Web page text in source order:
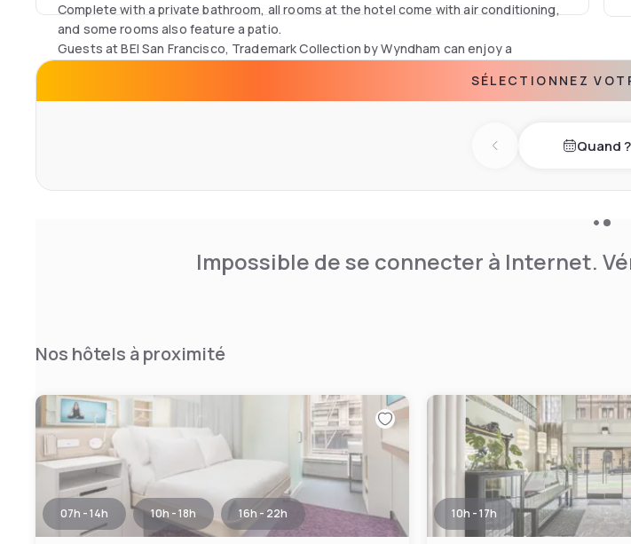
Complete with a private bathroom, all rooms at the hotel come with air conditioning,
and some rooms also feature a patio.
Guests at BEI San Francisco, Trademark Collection by Wyndham can enjoy a
SÉLECTIONNEZ
Previous dayQuand ?
Impossible de se connecter à Internet.
Nos hôtels à proximité
07h - 14h 10h - 18h 16h - 22h 10h - 17h